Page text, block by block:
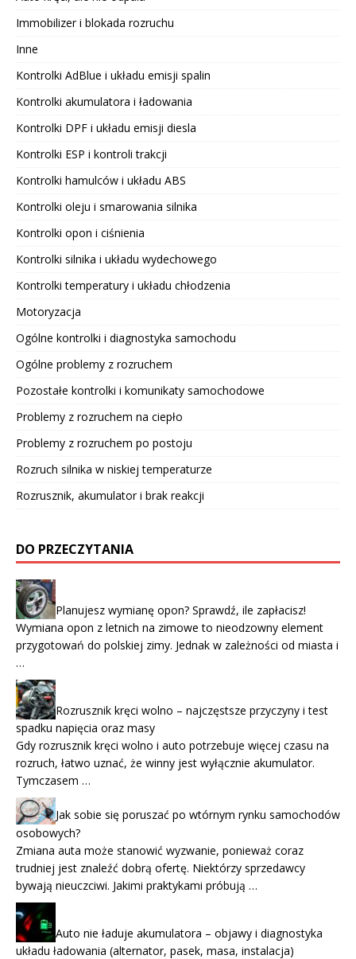
Immobilizer i blokada rozruchu
Inne
Kontrolki AdBlue i układu emisji spalin
Kontrolki akumulatora i ładowania
Kontrolki DPF i układu emisji diesla
Kontrolki ESP i kontroli trakcji
Kontrolki hamulców i układu ABS
Kontrolki oleju i smarowania silnika
Kontrolki opon i ciśnienia
Kontrolki silnika i układu wydechowego
Kontrolki temperatury i układu chłodzenia
Motoryzacja
Ogólne kontrolki i diagnostyka samochodu
Ogólne problemy z rozruchem
Pozostałe kontrolki i komunikaty samochodowe
Problemy z rozruchem na ciepło
Problemy z rozruchem po postoju
Rozruch silnika w niskiej temperaturze
Rozrusznik, akumulator i brak reakcji
DO PRZECZYTANIA
Planujesz wymianę opon? Sprawdź, ile zapłacisz!
Wymiana opon z letnich na zimowe to nieodzowny element
przygotowań do polskiej zimy. Jednak w zależności od miasta i
…
Rozrusznik kręci wolno – najczęstsze przyczyny i test
spadku napięcia oraz masy
Gdy rozrusznik kręci wolno i auto potrzebuje więcej czasu na
rozruch, łatwo uznać, że winny jest wyłącznie akumulator.
Tymczasem …
Jak sobie się poruszać po wtórnym rynku samochodów
osobowych?
Zmiana auta może stanowić wyzwanie, ponieważ coraz
trudniej jest znaleźć dobrą ofertę. Niektórzy sprzedawcy
bywają nieuczciwi. Jakimi praktykami próbują …
Auto nie ładuje akumulatora – objawy i diagnostyka
układu ładowania (alternator, pasek, masa, instalacja)